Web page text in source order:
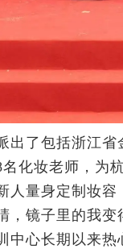
出了包括浙江
化妆老师，为
人量身定制妆
，镜子里的我
中心长期以来